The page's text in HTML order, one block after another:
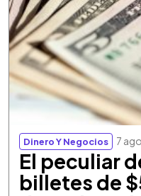
Dinero Y Negocios 7
El peculiar
billetes de